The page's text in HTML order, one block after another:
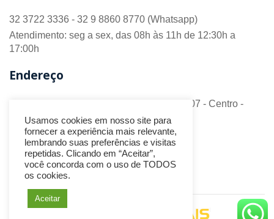
32 3722 3336 - 32 9 8860 8770 (Whatsapp)
Atendimento: seg a sex, das 08h às 11h de 12:30h a
17:00h
Endereço
R. Barão do Monte Alto nº 70 - Sala 306/307 - Centro -
CEP 36.880-018 - Muriaé/MG
Redes Sociais
Usamos cookies em nosso site para
fornecer a experiência mais relevante,
lembrando suas preferências e visitas
repetidas. Clicando em “Aceitar”,
você concorda com o uso de TODOS
os cookies.
Aceitar